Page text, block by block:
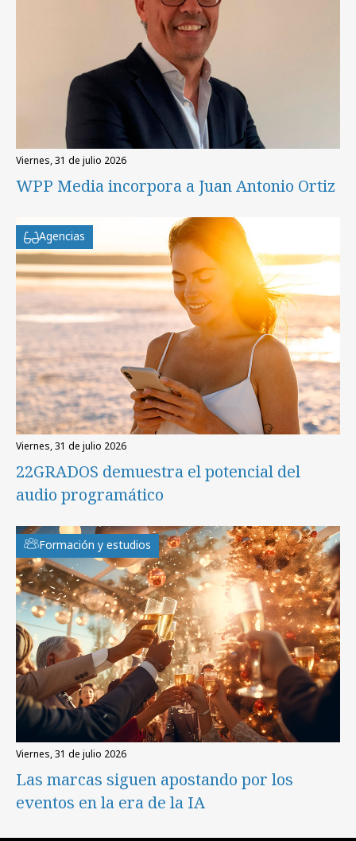
viernes, 31 de julio 2026
WPP Media incorpora a Juan Antonio Ortiz
Agencias
viernes, 31 de julio 2026
22GRADOS demuestra el potencial del
audio programático
Formación y estudios
viernes, 31 de julio 2026
Las marcas siguen apostando por los
eventos en la era de la IA